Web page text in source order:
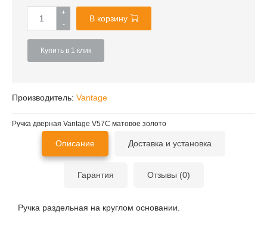
+
-
В корзину
Купить в 1 клик
Производитель: Vantage
Ручка дверная Vantage V57C матовое золото
Описание Доставка и установка
Гарантия Отзывы (0)
Ручка раздельная на круглом основании.